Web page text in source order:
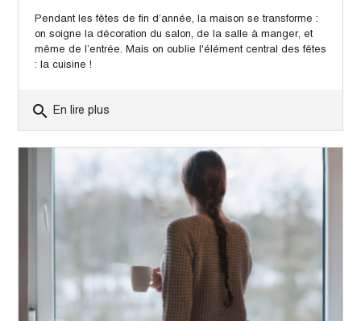
Pendant les fêtes de fin d’année, la maison se transforme :
on soigne la décoration du salon, de la salle à manger, et
même de l’entrée. Mais on oublie l'élément central des fêtes
: la cuisine !
search En lire plus